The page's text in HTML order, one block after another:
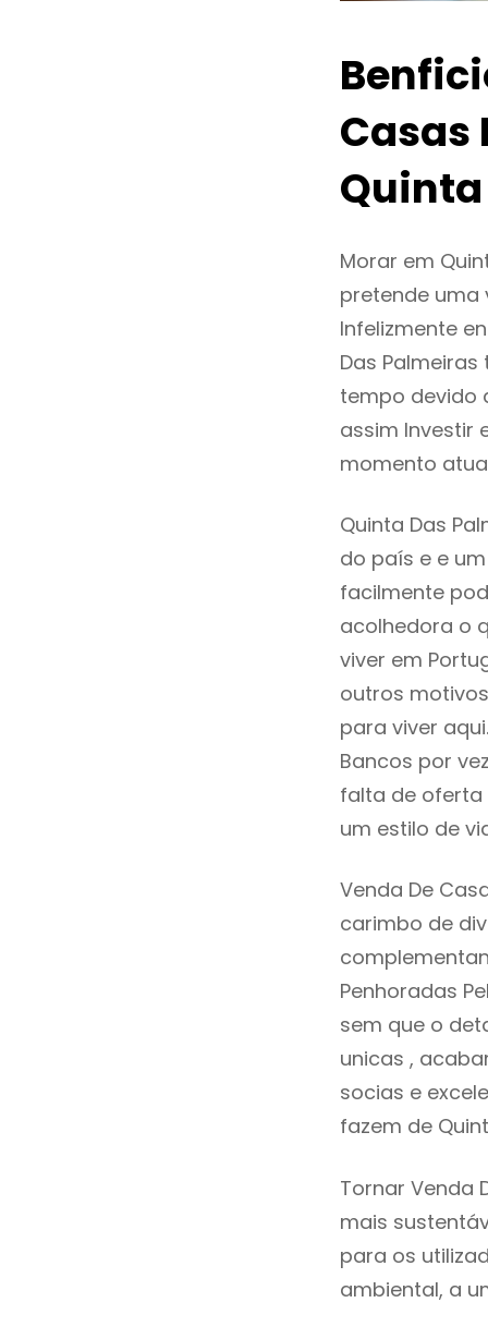
Casas
Morar em
pretende uma
Infelizmente
Das
tempo devido
assim Investir
momento
Quinta Das
do país e e
facilmente
acolhedora o
viver em
outros
para viver
Bancos por
falta de oferta
um estilo de
Venda De
carimbo de
Penhoradas
sem que o
unicas ,
socias e
fazem de
Tornar Venda
mais
para os
ambiental, a